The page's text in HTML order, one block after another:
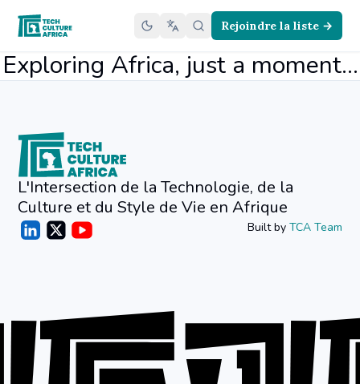
Rejoindre la liste →
Exploring Africa, just a moment...
L'Intersection de la Technologie, de la
Culture et du Style de Vie en Afrique
Built by TCA Team